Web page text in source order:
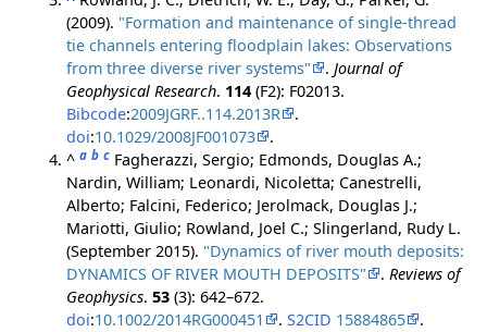
(2009). "Formation and maintenance of single‐thread
tie channels entering floodplain lakes: Observations
from three diverse river systems"
.Journal of
Geophysical Research. 114 (F2): F02013.
Bibcode:2009JGRF..114.2013R
.
doi:10.1029/2008JF001073
.
^a b c Fagherazzi, Sergio; Edmonds, Douglas A.;
Nardin, William; Leonardi, Nicoletta; Canestrelli,
Alberto; Falcini, Federico; Jerolmack, Douglas J.;
Mariotti, Giulio; Rowland, Joel C.; Slingerland, Rudy L.
(September 2015). "Dynamics of river mouth deposits:
DYNAMICS OF RIVER MOUTH DEPOSITS"
.Reviews of
Geophysics.53 (3): 642–672.
doi:10.1002/2014RG000451 .S2CID 15884865 .